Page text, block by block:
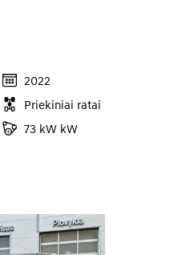
2022
Priekiniai ratai
73 kW kW